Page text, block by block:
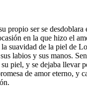
ser se desdoblara
en la que hizo el
suavidad de la piel de
labios y sus manos.
piel, y se dejaba llevar
de amor eterno, y